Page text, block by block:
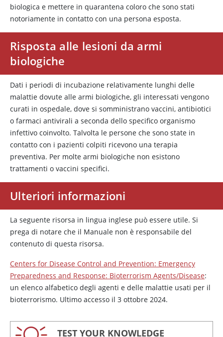
biologica e mettere in quarantena coloro che sono stati
notoriamente in contatto con una persona esposta.
Risposta alle lesioni da armi
biologiche
Dati i periodi di incubazione relativamente lunghi delle
malattie dovute alle armi biologiche, gli interessati vengono
curati in ospedale, dove si somministrano vaccini, antibiotici
o farmaci antivirali a seconda dello specifico organismo
infettivo coinvolto. Talvolta le persone che sono state in
contatto con i pazienti colpiti ricevono una terapia
preventiva. Per molte armi biologiche non esistono
trattamenti o vaccini specifici.
Ulteriori informazioni
La seguente risorsa in lingua inglese può essere utile. Si
prega di notare che il Manuale non è responsabile del
contenuto di questa risorsa.
Centers for Disease Control and Prevention: Emergency
Preparedness and Response: Bioterrorism Agents/Disease:
un elenco alfabetico degli agenti e delle malattie usati per il
bioterrorismo. Ultimo accesso il 3 ottobre 2024.
TEST YOUR KNOWLEDGE